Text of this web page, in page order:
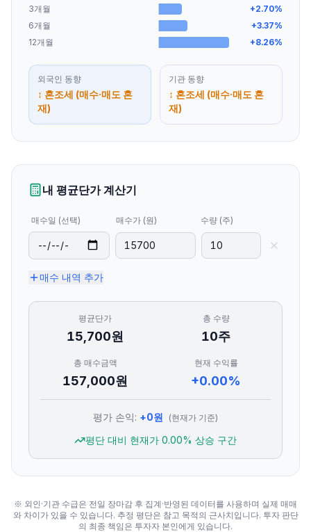
3개월
+2.70%
6개월
+3.37%
12개월
+8.26%
외국인 동향
↕ 혼조세 (매수·매도 혼
재)
기관 동향
↕ 혼조세 (매수·매도 혼
재)
내 평균단가 계산기
매수일 (선택) 매수가 (원) 수량 (주)
매수 내역 추가
평균단가
15,700원
총 수량
10주
총 매수금액
157,000원
현재 수익률
+0.00%
평가 손익: +0원 (현재가 기준)
평단 대비 현재가 0.00% 상승 구간
※ 외인·기관 수급은 전일 장마감 후 집계·반영된 데이터를 사용하며 실제 매매
와 차이가 있을 수 있습니다. 추정 평단은 참고 목적의 근사치입니다. 투자 판단
의 최종 책임은 투자자 본인에게 있습니다.